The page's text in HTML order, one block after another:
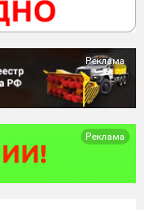
Реклама
Реклама